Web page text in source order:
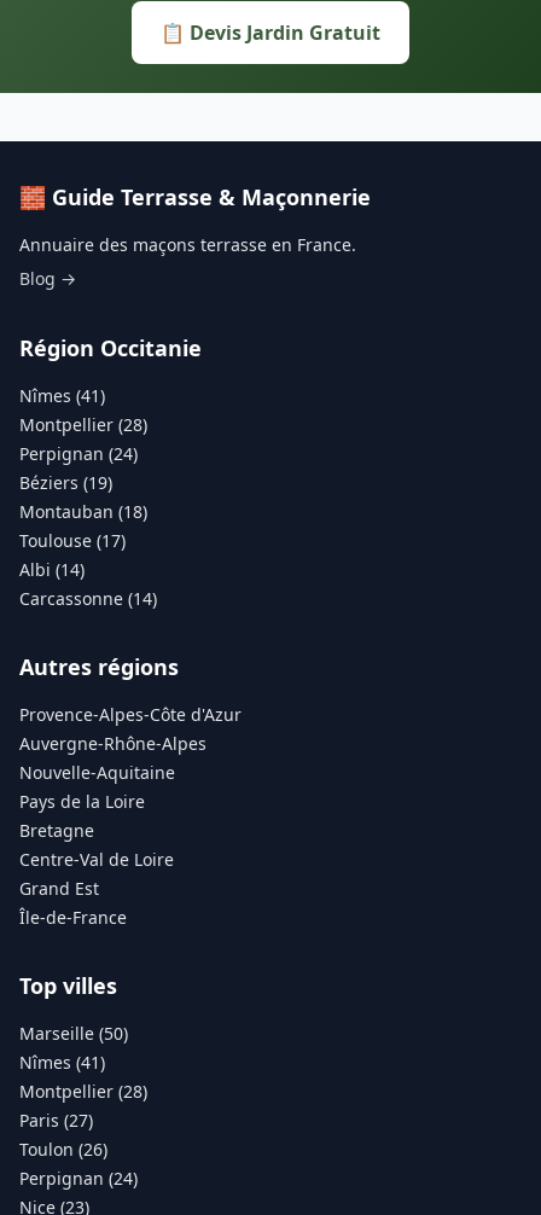
📋 Devis Jardin Gratuit
🧱 Guide Terrasse & Maçonnerie
Annuaire des maçons terrasse en France.
Blog →
Région Occitanie
Nîmes (41)
Montpellier (28)
Perpignan (24)
Béziers (19)
Montauban (18)
Toulouse (17)
Albi (14)
Carcassonne (14)
Autres régions
Provence-Alpes-Côte d'Azur
Auvergne-Rhône-Alpes
Nouvelle-Aquitaine
Pays de la Loire
Bretagne
Centre-Val de Loire
Grand Est
Île-de-France
Top villes
Marseille (50)
Nîmes (41)
Montpellier (28)
Paris (27)
Toulon (26)
Perpignan (24)
Nice (23)